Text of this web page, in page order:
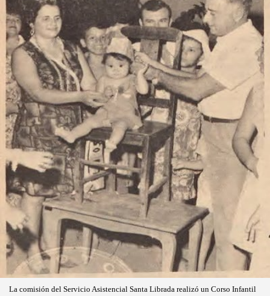
La comisión del Servicio Asistencial Santa Librada realizó un Corso Infantil